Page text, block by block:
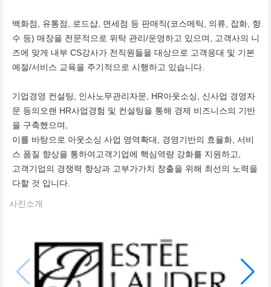
백화점, 유통점, 로드샵, 면세점 등 판매직(코스메틱, 의류, 잡화, 향
수 등) 매장을 전문적으로 위탁 관리/운영하고 있으며, 고객사의 니
즈에 맞게 내부 CS강사가 전직원들을 대상으로 고객응대 및 기본
예절/서비스 교육을 주기적으로 시행하고 있습니다.
기업경영 컨설팅, 인사노무관리자문, HR아웃소싱, 신사업 경영자
문 등의오랜 HR사업경험 및 컨설팅을 통해 경제 비즈니스의 기반
을 구축했으며,
이를 바탕으로 아웃소싱 사업 영역확대, 경영기반의 효율화, 서비
스 품질 향상을 통하여고객기업에 핵심역량 강화를 지원하고,
고객기업의 경쟁력 향상과 고부가가치 창출을 위해 최선의 노력을
다할 것 입니다.
사진소개